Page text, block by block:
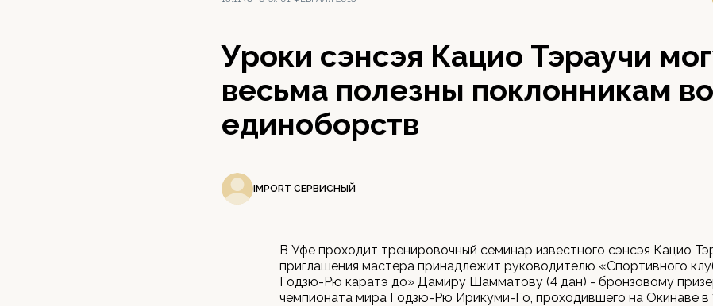
Уроки сэнсэя Кацио Тэраучи
весьма полезны поклонникам
единоборств
IMPORT СЕРВИСНЫЙ
В Уфе проходит тренировочный семинар известного сэнсэя Кацио
приглашения мастера принадлежит руководителю «Спортивного
Годзю-Рю каратэ до» Дамиру Шамматову (4 дан) - бронзовому
чемпионата мира Годзю-Рю Ирикуми-Го, проходившего на Окинаве в